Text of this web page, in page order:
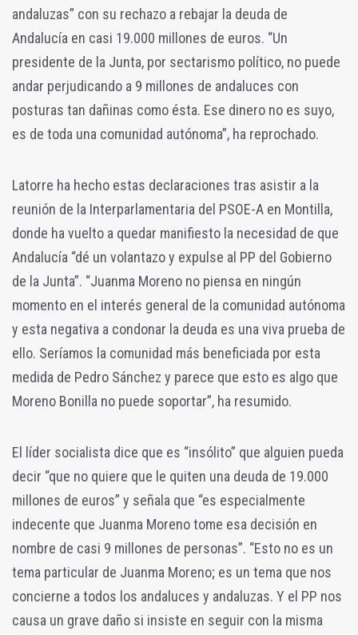
andaluzas” con su rechazo a rebajar la deuda de
Andalucía en casi 19.000 millones de euros. “Un
presidente de la Junta, por sectarismo político, no puede
andar perjudicando a 9 millones de andaluces con
posturas tan dañinas como ésta. Ese dinero no es suyo,
es de toda una comunidad autónoma”, ha reprochado.
Latorre ha hecho estas declaraciones tras asistir a la
reunión de la Interparlamentaria del PSOE-A en Montilla,
donde ha vuelto a quedar manifiesto la necesidad de que
Andalucía “dé un volantazo y expulse al PP del Gobierno
de la Junta”. “Juanma Moreno no piensa en ningún
momento en el interés general de la comunidad autónoma
y esta negativa a condonar la deuda es una viva prueba de
ello. Seríamos la comunidad más beneficiada por esta
medida de Pedro Sánchez y parece que esto es algo que
Moreno Bonilla no puede soportar”, ha resumido.
El líder socialista dice que es “insólito” que alguien pueda
decir “que no quiere que le quiten una deuda de 19.000
millones de euros” y señala que “es especialmente
indecente que Juanma Moreno tome esa decisión en
nombre de casi 9 millones de personas”. “Esto no es un
tema particular de Juanma Moreno; es un tema que nos
concierne a todos los andaluces y andaluzas. Y el PP nos
causa un grave daño si insiste en seguir con la misma